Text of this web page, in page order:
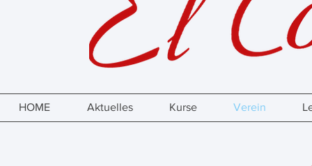
HOME Aktuelles Kurse Verein